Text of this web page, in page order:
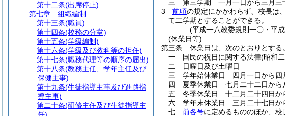
三
第三学期 一月一日から三月三
3
前項の規定にかかわらず、校長は
て二学期とすることができる。
(平成一八教委規則一〇・平
(休業日等)
第三条
休業日は、次のとおりとする。
一
国民の祝日に関する法律(昭和
二
日曜日及び土曜日
三
学年始休業日 四月一日から四
四
夏季休業日 七月二十二日から
五
冬季休業日 十二月二十四日か
六
学年末休業日 三月二十七日か
七
前各号に定めるもののほか、
第十二条(出席停止)
第七章
組織編制
第十三条(職員)
第十四条(校務の分掌)
第十五条(学級編制)
第十六条(学級及び教科等の担任)
第十七条(職務代理等の順序の届出)
第十八条(教務主任、学年主任及び
保健主事)
第十九条(生徒指導主事及び進路指
導主事)
第二十条(研修主任及び生徒指導主